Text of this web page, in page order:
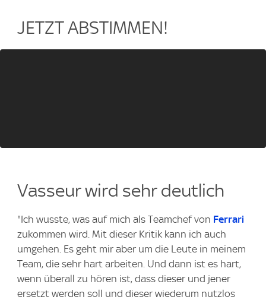
JETZT ABSTIMMEN!
Vasseur wird sehr deutlich
"Ich wusste, was auf mich als Teamchef von Ferrari
zukommen wird. Mit dieser Kritik kann ich auch
umgehen. Es geht mir aber um die Leute in meinem
Team, die sehr hart arbeiten. Und dann ist es hart,
wenn überall zu hören ist, dass dieser und jener
ersetzt werden soll und dieser wiederum nutzlos